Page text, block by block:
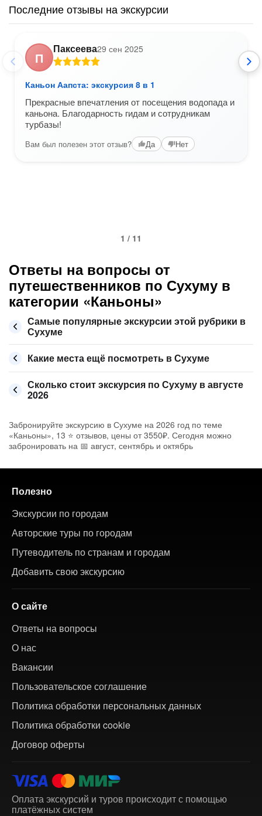
Последние отзывы на экскурсии
П
Паксеева29 сен 2025
Каньон Аапста: экскурсия 8 в 1
Прекрасные впечатления от посещения водопада и
каньона. Благодарность гидам и сотрудникам
турбазы!
Вам был полезен этот отзыв? Да Нет
1 / 11
Ответы на вопросы от
путешественников по Сухуму в
категории «Каньоны»
Самые популярные экскурсии этой рубрики в
Сухуме
Какие места ещё посмотреть в Сухуме
Сколько стоит экскурсия по Сухуму в августе
2026
Забронируйте экскурсию в Сухуме на 2026 год по теме
«Каньоны», 13 ⭐ отзывов, цены от 3550₽. Сегодня можно
забронировать на 📅 август, сентябрь и октябрь
Полезно
Экскурсии по городам
Авторские туры по городам
Путеводитель по странам и городам
Добавить свою экскурсию
О сайте
Ответы на вопросы
О нас
Вакансии
Пользовательское соглашение
Политика обработки персональных данных
Политика обработки cookie
Договор оферты
Оплата экскурсий и туров происходит с помощью
платёжных систем